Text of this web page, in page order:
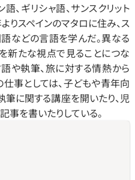
、ギリシャ語、サンスクリット
りスペインのマタロに住み、ス
などの言語を学んだ。異なる
新たな視点で見ることにつな
や執筆、旅に対する情熱から
事としては、子どもや青年向
筆に関する講座を開いたり、児
を書いたりしている。